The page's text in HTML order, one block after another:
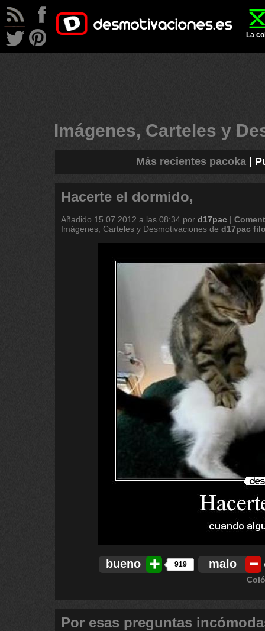
La
Imágenes, Carteles y
Más recientes pacoka|
Hacerte el dormido,
Añadido 15.07.2012 a las 08:34 por d17pac |
Imágenes, Carteles y Desmotivaciones de d17pac
bueno 919 malo
Por esas preguntas